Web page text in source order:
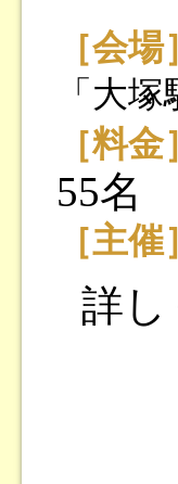
［会場
「大
［料金
55名
［主催
詳